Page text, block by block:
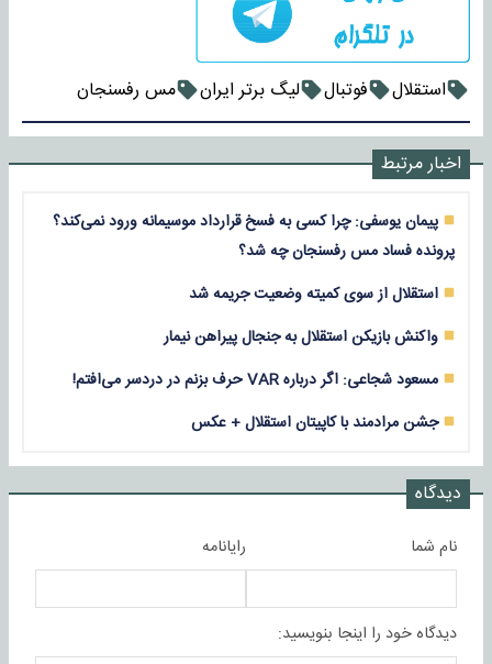
استقلال فوتبال لیگ برتر ایران مس رفسنجان
اخبار مرتبط
پیمان یوسفی: چرا کسی به فسخ قرارداد موسیمانه ورود نمی‌کند؟
پرونده فساد مس رفسنجان چه شد؟
استقلال از سوی کمیته وضعیت جریمه شد
واکنش بازیکن استقلال به جنجال پیراهن نیمار
مسعود شجاعی: اگر درباره VAR حرف بزنم در دردسر می‌افتم!
جشن مرادمند با کاپیتان استقلال + عکس
دیدگاه
نام شما رایانامه
دیدگاه خود را اینجا بنویسید: